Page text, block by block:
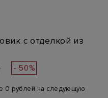
с отделкой из
- 50%
0 рублей на следующую